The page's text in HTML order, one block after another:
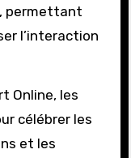
permettant
l’interaction
Online, les
célébrer les
et les